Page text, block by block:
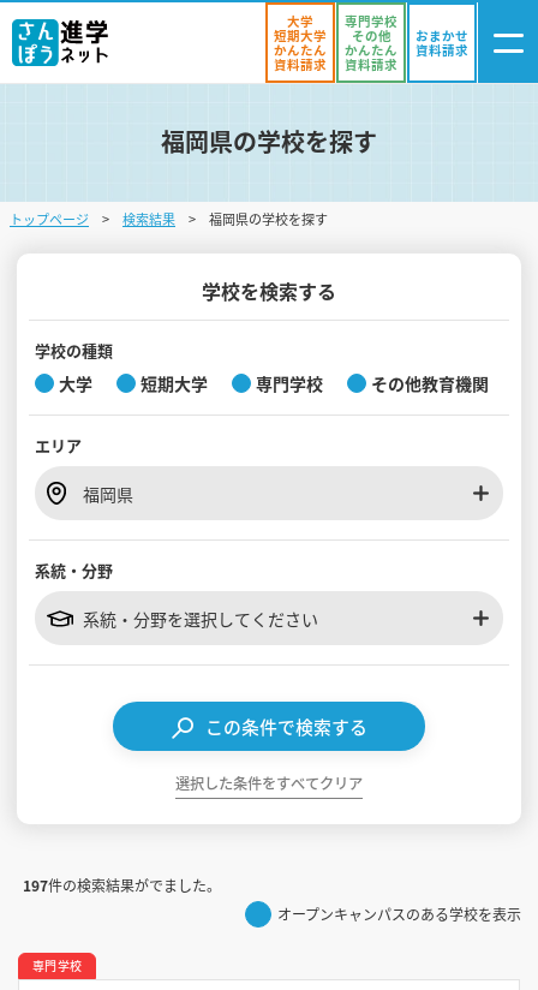
ログイン
・登録
気になる
学校を探す
オープンキャンパスを探す
入試・受験入門
見学会WEB手引書
大学
短期大学
かんたん
資料請求
専門学校
その他
かんたん
資料請求
おまかせ
資料請求
福岡県の学校を探す
トップページ 検索結果 福岡県の学校を探す
学校を検索する
学校の種類
大学 短期大学 専門学校 その他教育機関
エリア
福岡県
系統・分野
系統・分野を選択してください
この条件で検索する
選択した条件をすべてクリア
197件の検索結果がでました。
オープンキャンパスのある学校を表示
専門学校